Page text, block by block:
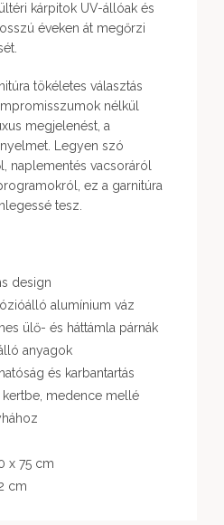
kárpitok UV-állóak és
éveken át megőrzi
tökéletes választás
nélkül
megjelenést, a
Legyen szó
naplementés vacsoráról
ez a garnitúra
tesz.
design
alumínium váz
ülő- és háttámla párnák
anyagok
és karbantartás
kertbe, medence mellé
x 75 cm
cm